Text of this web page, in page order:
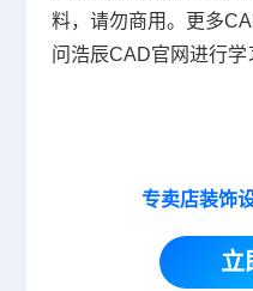
料，请勿商用。更多
问浩辰CAD官网进行学
专卖店装饰
立